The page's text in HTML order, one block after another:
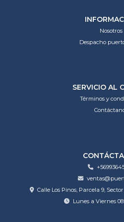
Nosotros
Despacho
SERVICIO AL
Términos y
Calle Los Pinos, Parcela 9,
Lunes a Viernes